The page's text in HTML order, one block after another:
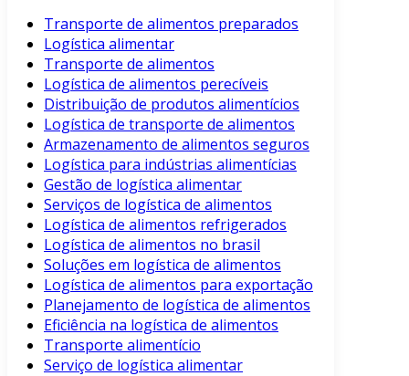
Transporte de alimentos preparados
Logística alimentar
Transporte de alimentos
Logística de alimentos perecíveis
Distribuição de produtos alimentícios
Logística de transporte de alimentos
Armazenamento de alimentos seguros
Logística para indústrias alimentícias
Gestão de logística alimentar
Serviços de logística de alimentos
Logística de alimentos refrigerados
Logística de alimentos no brasil
Soluções em logística de alimentos
Logística de alimentos para exportação
Planejamento de logística de alimentos
Eficiência na logística de alimentos
Transporte alimentício
Serviço de logística alimentar